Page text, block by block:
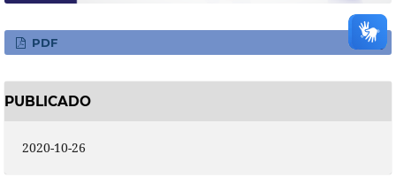
PDF
PUBLICADO
2020-10-26